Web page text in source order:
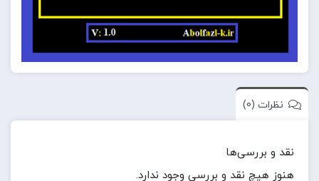
نظرات (0)
نقد و بررسی‌ها
هنوز هیچ نقد و بررسی وجود ندارد.